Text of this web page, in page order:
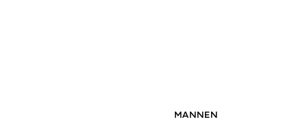
MANNEN